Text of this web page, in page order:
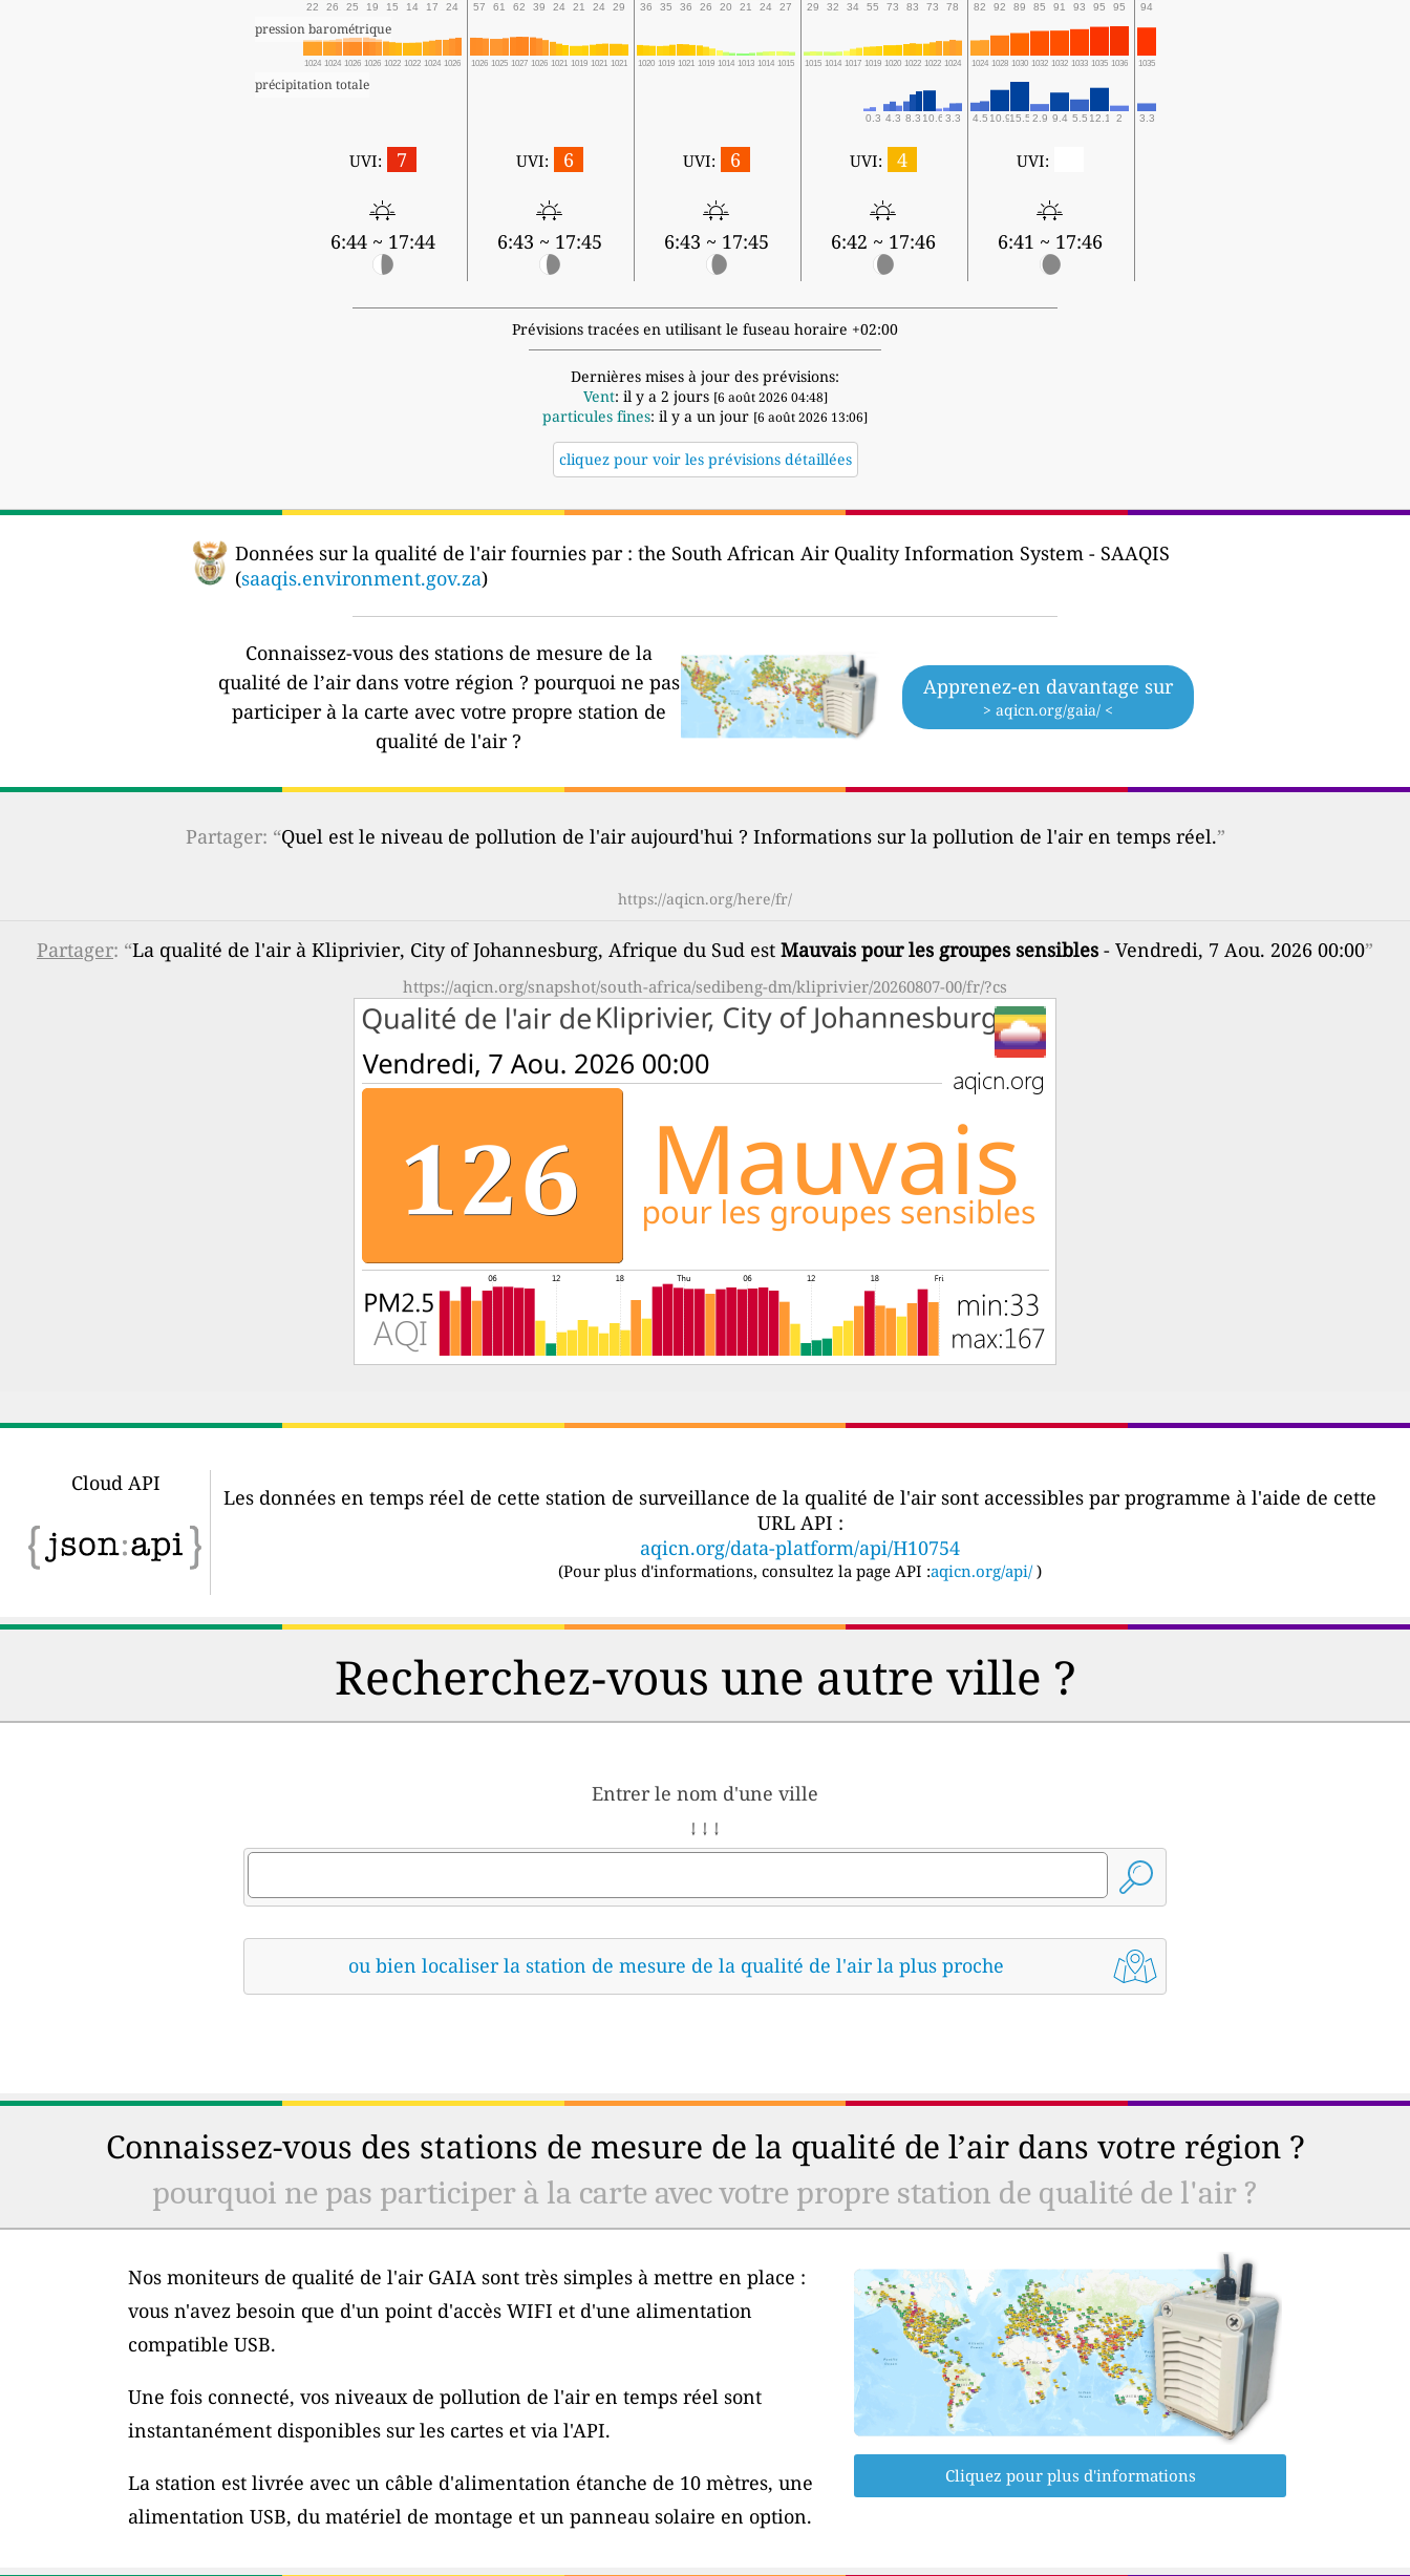
22 26 25 19 15 14 17 24 57 61 62 39 24 21 24 29 36 35 36 26 20 21 24 27 29 32 34 55 73 83 73 78 82 92 89 85 91 93 95 95 94
pression barométrique
1024 1024 1026 1026 1022 1022 1024 1026 1026 1025 1027 1026 1021 1019 1021 1021 1020 1019 1021 1019 1014 1013 1014 1015 1015 1014 1017 1019 1020 1022 1022 1024 1024 1028 1030 1032 1032 1033 1035 1036 1035
précipitation totale
0.3 4.3 8.3 10.6 3.3 4.5 10.915.5 2.9 9.4 5.5 12.1 2 3.3
UVI: 7
6:44 ~ 17:44
UVI: 6
6:43 ~ 17:45
UVI: 6
6:43 ~ 17:45
UVI: 4
6:42 ~ 17:46
UVI:
6:41 ~ 17:46
Prévisions tracées en utilisant le fuseau horaire +02:00
Dernières mises à jour des prévisions:
Vent: il y a 2 jours [6 août 2026 04:48]
particules fines: il y a un jour [6 août 2026 13:06]
cliquez pour voir les prévisions détaillées
Données sur la qualité de l'air fournies par : the South African Air Quality Information System - SAAQIS
(saaqis.environment.gov.za)
Connaissez-vous des stations de mesure de la
qualité de l’air dans votre région ? pourquoi ne pas
participer à la carte avec votre propre station de
qualité de l'air ?
Apprenez-en davantage sur
> aqicn.org/gaia/ <
Partager: “Quel est le niveau de pollution de l'air aujourd'hui ? Informations sur la pollution de l'air en temps réel.”
https://aqicn.org/here/fr/
Partager: “La qualité de l'air à Kliprivier, City of Johannesburg, Afrique du Sud est Mauvais pour les groupes sensibles - Vendredi, 7 Aou. 2026 00:00”
https://aqicn.org/snapshot/south-africa/sedibeng-dm/kliprivier/20260807-00/fr/?cs
Cloud API
Les données en temps réel de cette station de surveillance de la qualité de l'air sont accessibles par programme à l'aide de cette
URL API :
aqicn.org/data-platform/api/H10754
(Pour plus d'informations, consultez la page API :aqicn.org/api/ )
Recherchez-vous une autre ville ?
Entrer le nom d'une ville
↓ ↓ ↓
ou bien localiser la station de mesure de la qualité de l'air la plus proche
Connaissez-vous des stations de mesure de la qualité de l’air dans votre région ?
pourquoi ne pas participer à la carte avec votre propre station de qualité de l'air ?
Nos moniteurs de qualité de l'air GAIA sont très simples à mettre en place :
vous n'avez besoin que d'un point d'accès WIFI et d'une alimentation
compatible USB.
Une fois connecté, vos niveaux de pollution de l'air en temps réel sont
instantanément disponibles sur les cartes et via l'API.
La station est livrée avec un câble d'alimentation étanche de 10 mètres, une
alimentation USB, du matériel de montage et un panneau solaire en option.
Cliquez pour plus d'informations